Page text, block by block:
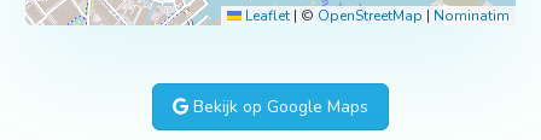
Leaflet|© OpenStreetMap | Nominatim
Bekijk op Google Maps